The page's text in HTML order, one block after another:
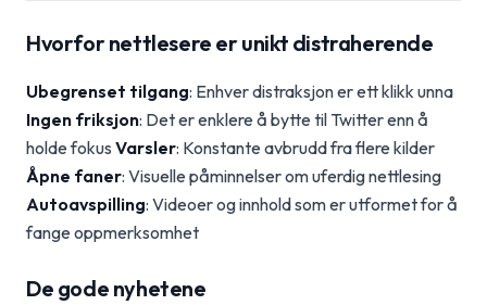
Hvorfor nettlesere er unikt distraherende
Ubegrenset tilgang: Enhver distraksjon er ett klikk unna
Ingen friksjon: Det er enklere å bytte til Twitter enn å
holde fokus Varsler: Konstante avbrudd fra flere kilder
Åpne faner: Visuelle påminnelser om uferdig nettlesing
Autoavspilling: Videoer og innhold som er utformet for å
fange oppmerksomhet
De gode nyhetene